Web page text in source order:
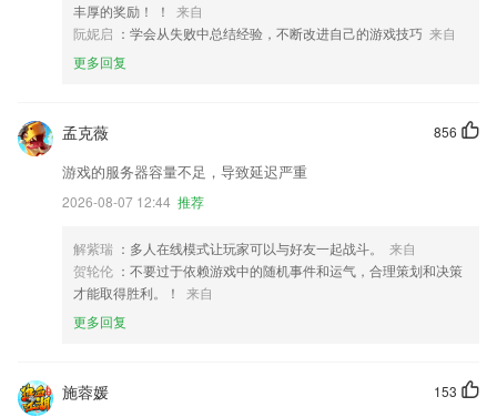
丰厚的奖励！ ！
来自
阮妮启 ：学会从失败中总结经验，不断改进自己的游戏技巧 来自
更多回复
856
孟克薇
游戏的服务器容量不足，导致延迟严重
2026-08-07 12:44 推荐
解紫瑞 ：多人在线模式让玩家可以与好友一起战斗。
来自
贺轮伦 ：不要过于依赖游戏中的随机事件和运气，合理策划和决策
才能取得胜利。！
来自
更多回复
153
施蓉媛